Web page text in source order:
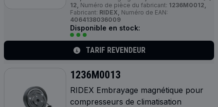
12, Numéro de pièce du fabricant: 1236M0012,
Fabricant: RIDEX, Numéro de EAN:
4064138036009
Disponible en stock:
TARIF REVENDEUR
1236M0013
RIDEX Embrayage magnétique pour
compresseurs de climatisation